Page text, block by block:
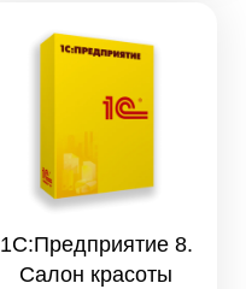
1С:Предприятие 8.
Салон красоты